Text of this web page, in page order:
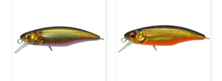
SALT WATER
OUTDOOR